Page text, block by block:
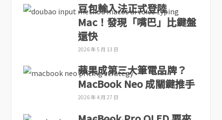
豆包輸入法正式登陸
Mac！發現「嘴巴」比鍵盤
還快
2026 年 5 月 13 日
蘋果成第三大筆電品牌？
MacBook Neo 成關鍵推手
2026 年 4 月 27 日